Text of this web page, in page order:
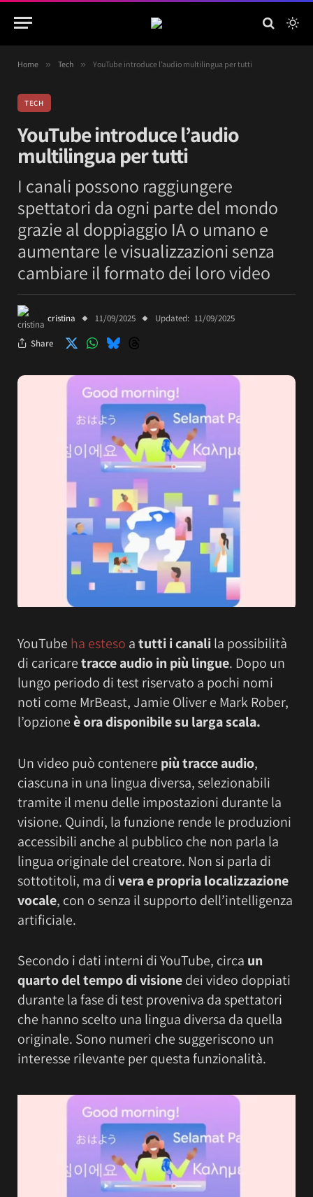
Home » Tech » YouTube introduce l’audio multilingua per tutti
TECH
YouTube introduce l’audio
multilingua per tutti
I canali possono raggiungere
spettatori da ogni parte del mondo
grazie al doppiaggio IA o umano e
aumentare le visualizzazioni senza
cambiare il formato dei loro video
cristina 11/09/2025 Updated: 11/09/2025
Share
YouTube ha esteso atutti i canalila possibilità
di caricaretracce audio in più lingue. Dopo un
lungo periodo di test riservato a pochi nomi
noti come MrBeast, Jamie Oliver e Mark Rober,
l’opzioneè ora disponibile su larga scala.
Un video può contenere più tracce audio,
ciascuna in una lingua diversa, selezionabili
tramite il menu delle impostazioni durante la
visione. Quindi, la funzione rende le produzioni
accessibili anche al pubblico che non parla la
lingua originale del creatore. Non si parla di
sottotitoli, ma divera e propria localizzazione
vocale, con o senza il supporto dell’intelligenza
artificiale.
Secondo i dati interni di YouTube, circa un
quarto del tempo di visionedei video doppiati
durante la fase di test proveniva da spettatori
che hanno scelto una lingua diversa da quella
originale. Sono numeri che suggeriscono un
interesse rilevante per questa funzionalità.